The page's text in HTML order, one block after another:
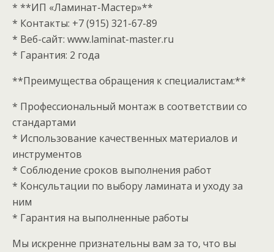
* **ИП «Ламинат-Мастер»**
* Контакты: +7 (915) 321-67-89
* Веб-сайт: www.laminat-master.ru
* Гарантия: 2 года
**Преимущества обращения к специалистам:**
* Профессиональный монтаж в соответствии со
стандартами
* Использование качественных материалов и
инструментов
* Соблюдение сроков выполнения работ
* Консультации по выбору ламината и уходу за
ним
* Гарантия на выполненные работы
Мы искренне признательны вам за то, что вы